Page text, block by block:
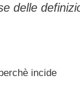
delle
incide